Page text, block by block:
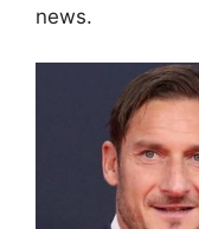
news.